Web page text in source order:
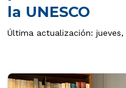
la UNESCO
Última actualización: